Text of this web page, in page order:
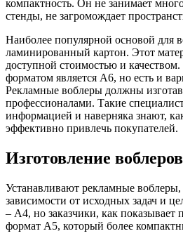
компактность. Он не занимает
стенды, не загромождает
Наиболее популярной основой для
ламинированный картон. Этот
доступной стоимостью и
форматом является А6, но есть и
Рекламные воблеры должны
профессионалами. Такие
информацией и наверняка знают,
эффективно привлечь покупателей.
Изготовление воблеров
Устанавливают рекламные воблеры,
зависимости от исходных задач и
– А4, но заказчики, как показывает
формат А5, который более